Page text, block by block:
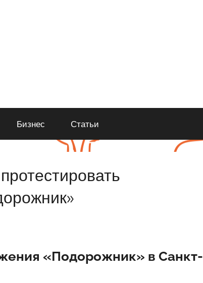
Бизнес Статьи
«Подорожник» в Санкт-